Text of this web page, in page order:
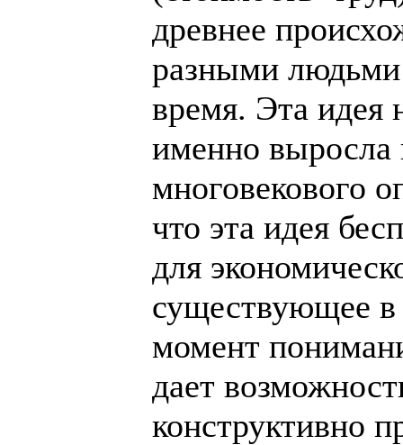
древнее
разными людьми
время. Эта
именно выросла
многовекового
что эта идея
для
существующее
момент
дает
конструктивно